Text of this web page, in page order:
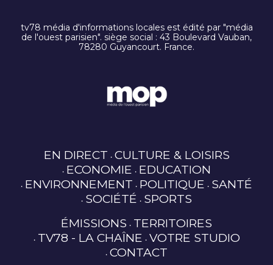
tv78 média d'informations locales est édité par "média
de l'ouest parisien". siège social : 43 Boulevard Vauban,
78280 Guyancourt. France.
EN DIRECT CULTURE & LOISIRS
ECONOMIE EDUCATION
ENVIRONNEMENT POLITIQUE SANTÉ
SOCIÉTÉ SPORTS
ÉMISSIONS TERRITOIRES
TV78 - LA CHAÎNE VOTRE STUDIO
CONTACT